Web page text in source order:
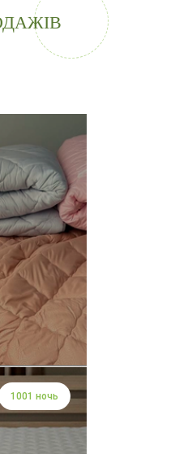
1001 ночь